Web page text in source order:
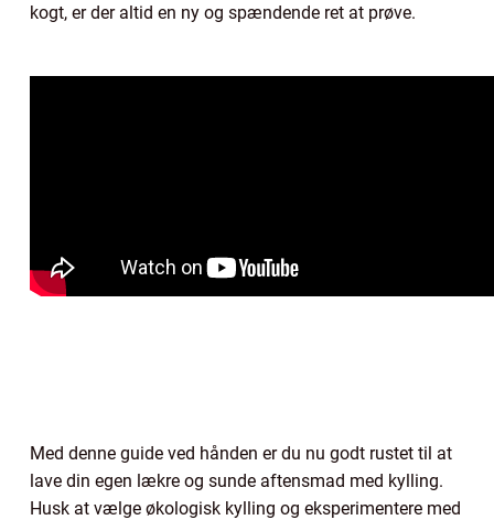
kogt, er der altid en ny og spændende ret at prøve.
Med denne guide ved hånden er du nu godt rustet til at
lave din egen lækre og sunde aftensmad med kylling.
Husk at vælge økologisk kylling og eksperimentere med